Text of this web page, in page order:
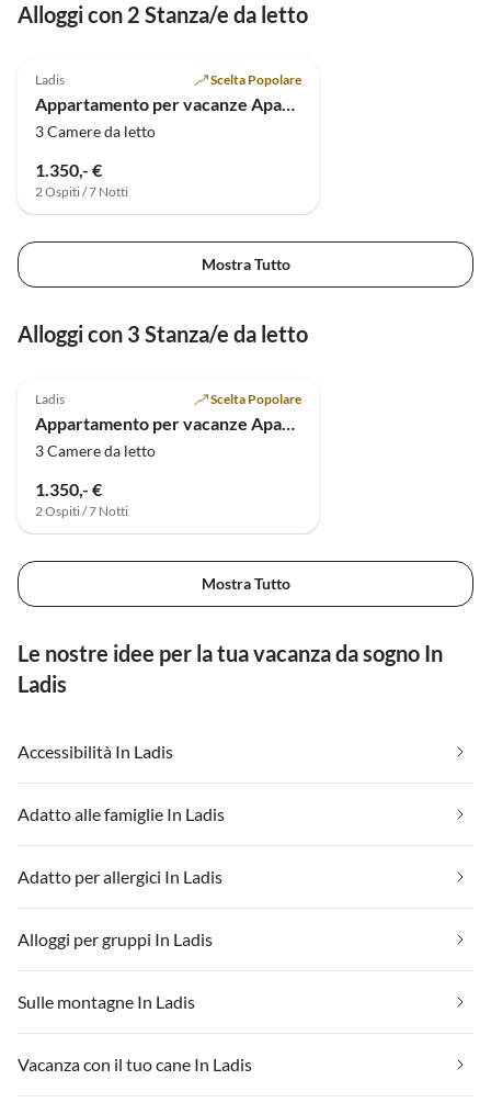
Alloggi con 2 Stanza/e da letto
Ladis Scelta Popolare
3 Camere da letto
1.350,- €
2 Ospiti / 7 Notti
Mostra Tutto
Alloggi con 3 Stanza/e da letto
Ladis Scelta Popolare
Appartamento per vacanze Apart Sunshine
3 Camere da letto
1.350,- €
2 Ospiti / 7 Notti
Mostra Tutto
Le nostre idee per la tua vacanza da sogno In
Ladis
Accessibilità In Ladis
Adatto alle famiglie In Ladis
Adatto per allergici In Ladis
Alloggi per gruppi In Ladis
Sulle montagne In Ladis
Vacanza con il tuo cane In Ladis